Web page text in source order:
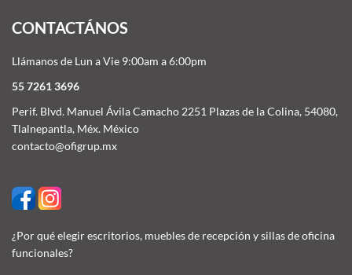
CONTACTÁNOS
Llámanos de Lun a Vie 9:00am a 6:00pm
55 7261 3696
Perif. Blvd. Manuel Ávila Camacho 2251 Plazas de la Colina, 54080,
Tlalnepantla, Méx. México
contacto@ofigrup.mx
¿Por qué elegir escritorios, muebles de recepción y sillas de oficina
funcionales?